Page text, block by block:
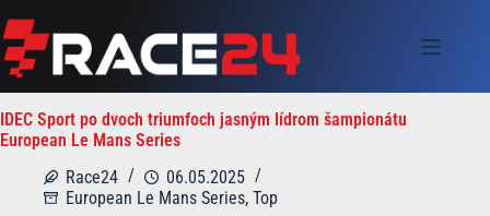
to
content
IDEC Sport po dvoch triumfoch jasným lídrom šampionátu
European Le Mans Series
Race24
06.05.2025
European Le Mans Series, Top